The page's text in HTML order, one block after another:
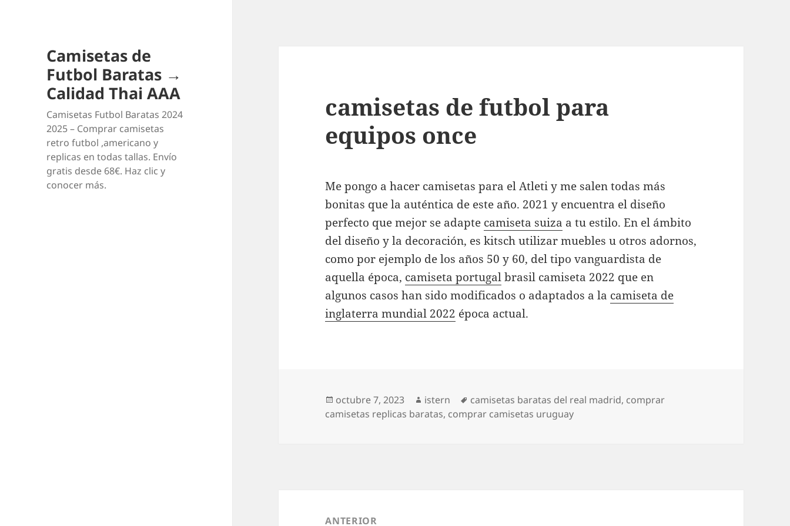
Camisetas de
Futbol Baratas →
Calidad Thai AAA
Camisetas Futbol Baratas 2024
2025 – Comprar camisetas
retro futbol ,americano y
replicas en todas tallas. Envío
gratis desde 68€. Haz clic y
conocer más.
camisetas de futbol para
equipos once
Me pongo a hacer camisetas para el Atleti y me salen todas más
bonitas que la auténtica de este año. 2021 y encuentra el diseño
perfecto que mejor se adapte camiseta suiza a tu estilo. En el ámbito
del diseño y la decoración, es kitsch utilizar muebles u otros adornos,
como por ejemplo de los años 50 y 60, del tipo vanguardista de
aquella época, camiseta portugalbrasil camiseta 2022 que en
algunos casos han sido modificados o adaptados a la camiseta de
inglaterra mundial 2022 época actual.
Publicado
el
octubre 7, 2023 Autor
istern Etiquetas
camisetas baratas del real madrid, comprar
camisetas replicas baratas, comprar camisetas uruguay
ANTERIOR